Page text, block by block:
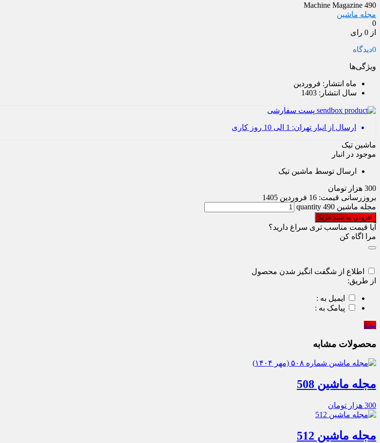
Machine Magazine 490
مجله ماشین
0
از 0 رای
0دیدگاه
ویژگی‌ها
ماه انتشار: فروردین
سال انتشار: 1403
پست سفارشی
ارسال از انبار تهران: 1 الی 10 روز کاری
ماشین تیک
موجود در انبار
ارسال توسط ماشین تیک
300 هزار تومان
بروزرسانی قیمت: 16 فروردین 1405
مجله ماشین 490 quantity
افزودن به سبد خرید
آیا قیمت مناسب تری سراغ دارید؟
مرا اگاه کن
اطلاع از شگفت انگیز شدن محصول
از طریق:
ایمیل به :
پیامک به :
ثبت
محصولات مشابه
مجله ماشین 508
300 هزار تومان
مجله ماشین 512